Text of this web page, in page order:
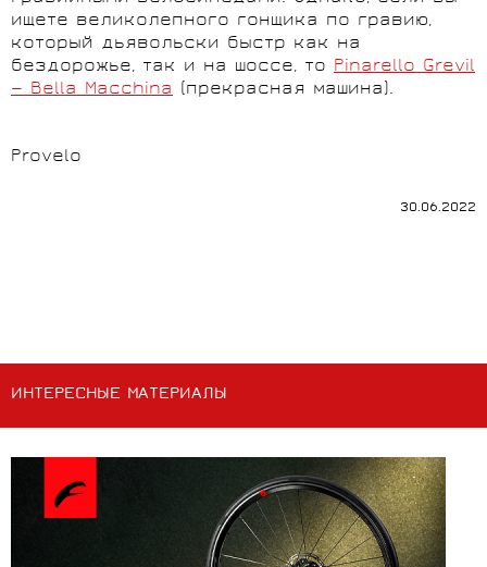
ищете великолепного гонщика по гравию,
который дьявольски быстр как на
бездорожье, так и на шоссе, то Pinarello Grevil
— Bella Macchina (прекрасная машина).
Provelo
30.06.2022
ИНТЕРЕСНЫЕ МАТЕРИАЛЫ